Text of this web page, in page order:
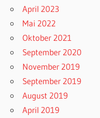
April 2023
Mai 2022
Oktober 2021
September 2020
November 2019
September 2019
August 2019
April 2019